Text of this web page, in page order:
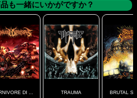
も一緒にいかがですか？
DI ... TRAUMA BRUTAL